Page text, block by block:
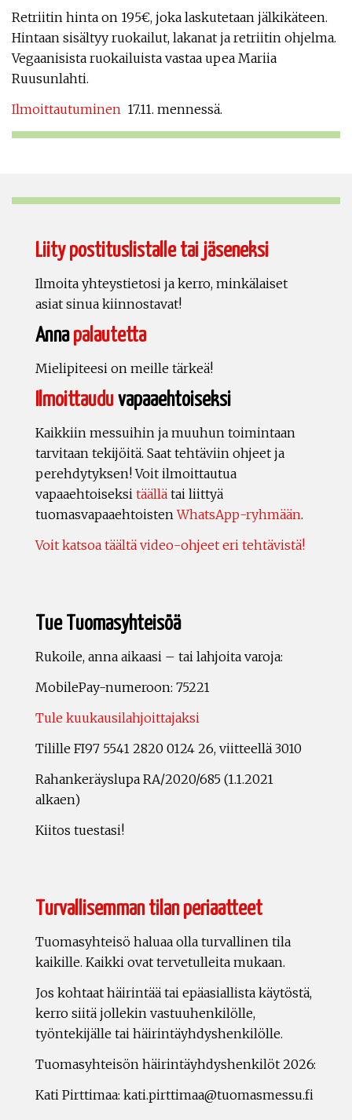
Retriitin hinta on 195€, joka laskutetaan jälkikäteen.
Hintaan sisältyy ruokailut, lakanat ja retriitin ohjelma.
Vegaanisista ruokailuista vastaa upea Mariia
Ruusunlahti.
Ilmoittautuminen 17.11. mennessä.
Liity postituslistalle tai jäseneksi
Ilmoita yhteystietosi ja kerro, minkälaiset
asiat sinua kiinnostavat!
Annapalautetta
Mielipiteesi on meille tärkeä!
Ilmoittauduvapaaehtoiseksi
Kaikkiin messuihin ja muuhun toimintaan
tarvitaan tekijöitä. Saat tehtäviin ohjeet ja
perehdytyksen! Voit ilmoittautua
vapaaehtoiseksi täällä tai liittyä
tuomasvapaaehtoistenWhatsApp-ryhmään.
Voit katsoa täältä video-ohjeet eri tehtävistä!
Tue Tuomasyhteisöä
Rukoile, anna aikaasi – tai lahjoita varoja:
MobilePay-numeroon: 75221
Tule kuukausilahjoittajaksi
Tilille FI97 5541 2820 0124 26, viitteellä 3010
Rahankeräyslupa RA/2020/685 (1.1.2021
alkaen)
Kiitos tuestasi!
Turvallisemman tilan periaatteet
Tuomasyhteisö haluaa olla turvallinen tila
kaikille. Kaikki ovat tervetulleita mukaan.
Jos kohtaat häirintää tai epäasiallista käytöstä,
kerro siitä jollekin vastuuhenkilölle,
työntekijälle tai häirintäyhdyshenkilölle.
Tuomasyhteisön häirintäyhdyshenkilöt 2026:
Kati Pirttimaa: kati.pirttimaa@tuomasmessu.fi